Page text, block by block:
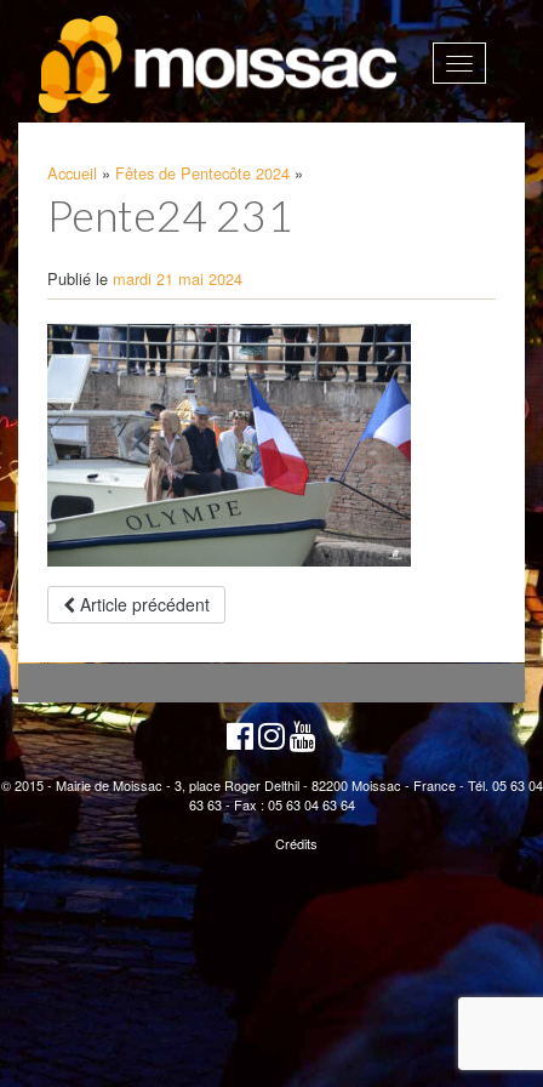
Afficher
la
Accueil » Fêtes de Pentecôte 2024 »
Pente24 231
Publié le mardi 21 mai 2024
Article précédent
© 2015 - Mairie de Moissac - 3, place Roger Delthil - 82200 Moissac - France - Tél. 05 63 04
63 63 - Fax : 05 63 04 63 64
Crédits